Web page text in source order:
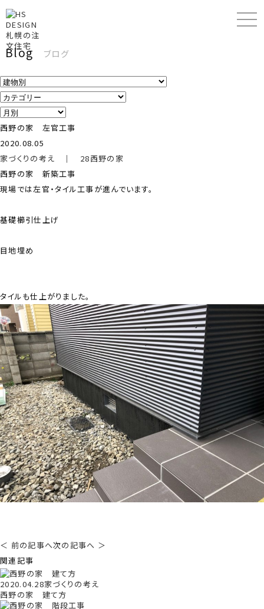
Blog ブログ
西野の家 左官工事
2020.08.05
家づくりの考え ｜ 28西野の家
西野の家 新築工事
現場では左官・タイル工事が進んでいます。
基礎櫛引仕上げ
目地埋め
タイルも仕上がりました。
＜ 前の記事へ次の記事へ ＞
関連記事
2020.04.28家づくりの考え
西野の家 建て方